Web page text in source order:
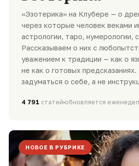
«Эзотерика» на Клубере — о
через которые человек веками
астрологии, таро, нумерологии,
Рассказываем о них с
уважением к традиции — как о
не как о готовых
задуматься о себе, а не
4 791 статей обновляется
НОВОЕ В РУБРИКЕ